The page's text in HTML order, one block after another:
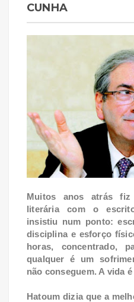
CUNHA
Muitos anos atrás
literária com o
insistiu num ponto:
disciplina e esforço
horas, concentrado,
qualquer é um
não conseguem. A vida
Hatoum dizia que a